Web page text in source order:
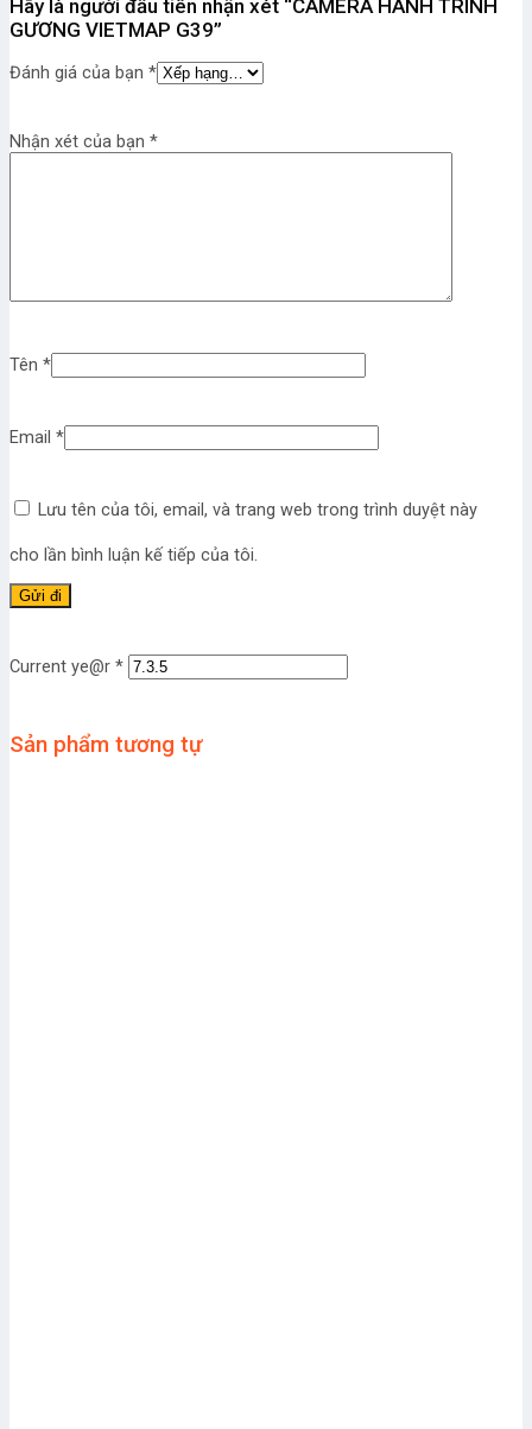
Hãy là người đầu tiên nhận xét “CAMERA HÀNH TRÌNH
GƯƠNG VIETMAP G39”
Đánh giá của bạn *
Nhận xét của bạn *
Tên *
Email *
Lưu tên của tôi, email, và trang web trong trình duyệt này
cho lần bình luận kế tiếp của tôi.
Current ye@r *
Sản phẩm tương tự